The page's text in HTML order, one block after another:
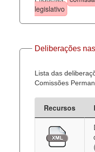
legislativo
Deliberações
Lista das
Comissões
Recursos